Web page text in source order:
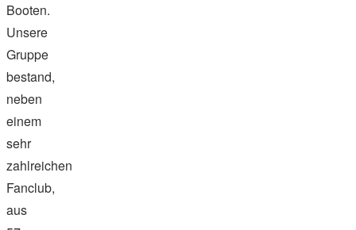
Booten.
Unsere
Gruppe
bestand,
neben
einem
sehr
zahlreichen
Fanclub,
aus